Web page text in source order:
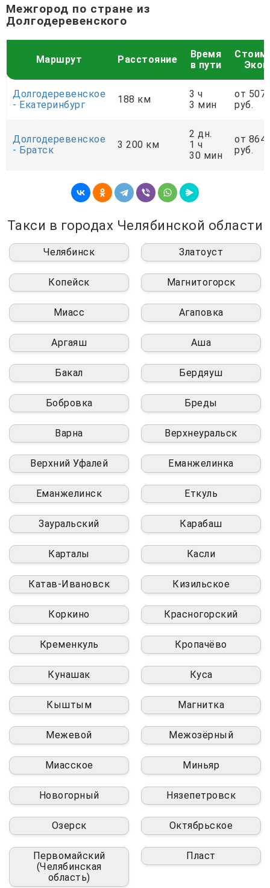
Межгород по стране из
Долгодеревенского
Маршрут Расстояние
Время
в пути
Долгодеревенское
- Екатеринбург
188 км
3 ч
3 мин
от
руб.
Долгодеревенское
- Братск
3 200 км
2 дн.
1 ч
30 мин
от
руб.
Такси в городах Челябинской области
Челябинск Златоуст
Копейск Магнитогорск
Миасс Агаповка
Аргаяш Аша
Бакал Бердяуш
Бобровка Бреды
Варна Верхнеуральск
Верхний Уфалей Еманжелинка
Еманжелинск Еткуль
Зауральский Карабаш
Карталы Касли
Катав-Ивановск Кизильское
Коркино Красногорский
Кременкуль Кропачёво
Кунашак Куса
Кыштым Магнитка
Межевой Межозёрный
Миасское Миньяр
Новогорный Нязепетровск
Озерск Октябрьское
Первомайский
(Челябинская
область)
Пласт